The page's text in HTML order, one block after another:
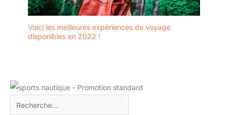
Voici les meilleures expériences de voyage
disponibles en 2022 !